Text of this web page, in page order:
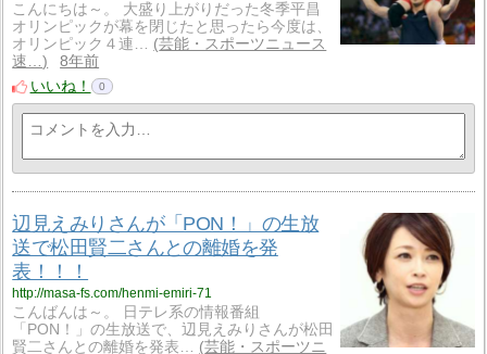
こんにちは～。 大盛り上がりだった冬季平昌
オリンピックが幕を閉じたと思ったら今度は、
オリンピック４連…
芸能・スポーツニュース
速…
8年前
いいね！
0
辺見えみりさんが「PON！」の生放
送で松田賢二さんとの離婚を発
表！！！
http://masa-fs.com/henmi-emiri-71
こんばんは～。 日テレ系の情報番組
「PON！」の生放送で、辺見えみりさんが松田
賢二さんとの離婚を発表…
芸能・スポーツニ